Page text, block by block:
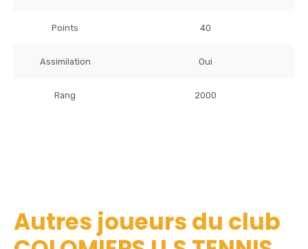
Points 40
Assimilation Oui
Rang 2000
Autres joueurs du club